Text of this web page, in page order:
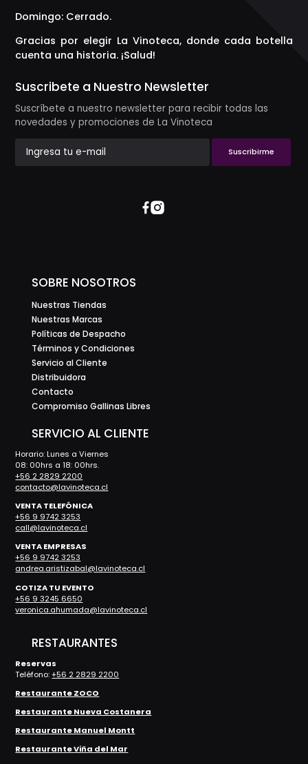
Domingo: Cerrado.
Gracias por elegir La Vinoteca, donde cada botella
cuenta una historia. ¡Salud!
Suscribete a Nuestro Newsletter
Suscríbete a nuestro newsletter para recibir todas las
novedades y promociones de La Vinoteca
Suscribirme
SOBRE NOSOTROS
Nuestras Tiendas
Nuestras Marcas
Políticas de Despacho
Términos y Condiciones
Servicio al Cliente
Distribuidora
Contacto
Compromiso Gallinas Libres
SERVICIO AL CLIENTE
Horario: Lunes a Viernes
08: 00hrs a 18: 00hrs.
+56 2 2829 2200
contacto@lavinoteca.cl
VENTA TELEFÓNICA
+56 9 9742 3253
call@lavinoteca.cl
VENTA EMPRESAS
+56 9 9742 3253
andrea.aristizabal@lavinoteca.cl
COTIZA TU EVENTO
+56 9 3245 6650
veronica.ahumada@lavinoteca.cl
RESTAURANTES
Reservas
Teléfono:+56 2 2829 2200
Restaurante ZOCO
Restaurante Nueva Costanera
Restaurante Manuel Montt
Restaurante Viña del Mar